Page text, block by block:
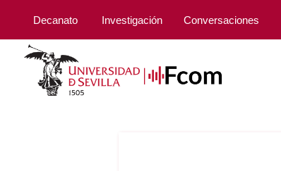
Decanato Investigación Conversaciones